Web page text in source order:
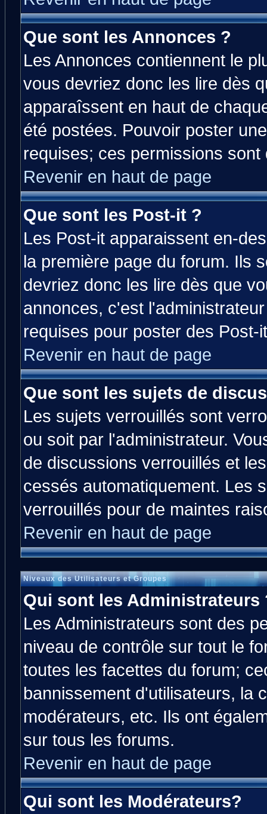
Que sont les Annonces ?
Les Annonces contiennent le
vous devriez donc les lire dès
apparaîssent en haut de
été postées. Pouvoir poster
requises; ces permissions
Revenir en haut de page
Que sont les Post-it ?
Les Post-it apparaissent en-
la première page du forum. Ils
devriez donc les lire dès que
annonces, c'est
requises pour poster des Post-
Revenir en haut de page
Que sont les sujets de
Les sujets verrouillés sont
ou soit par l'administrateur.
de discussions verrouillés et
cessés automatiquement. Les
verrouillés pour de maintes
Revenir en haut de page
Niveaux des Utilisateurs et Groupes
Qui sont les Administrateurs
Les Administrateurs sont des
niveau de contrôle sur tout le
toutes les facettes du forum;
bannissement d'utilisateurs, la
modérateurs, etc. Ils ont
sur tous les forums.
Revenir en haut de page
Qui sont les Modérateurs?